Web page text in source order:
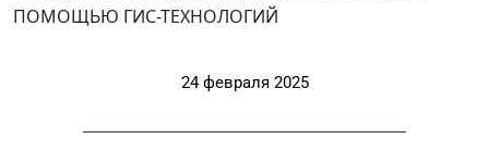
ПОМОЩЬЮ ГИС-ТЕХНОЛОГИЙ
24 февраля 2025